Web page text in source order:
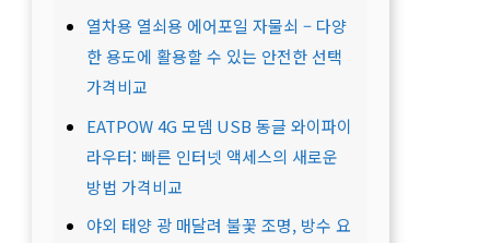
열차용 열쇠용 에어포일 자물쇠 – 다양
한 용도에 활용할 수 있는 안전한 선택
가격비교
EATPOW 4G 모뎀 USB 동글 와이파이
라우터: 빠른 인터넷 액세스의 새로운
방법 가격비교
야외 태양 광 매달려 불꽃 조명, 방수 요